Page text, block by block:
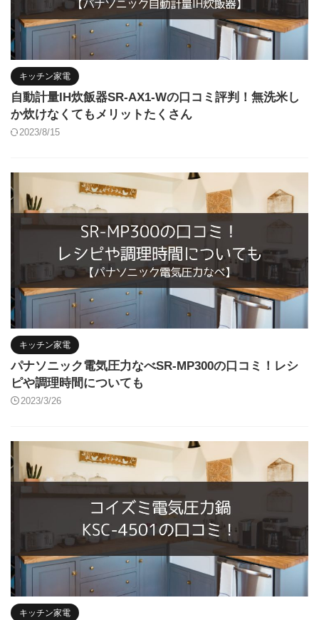
キッチン家電
自動計量IH炊飯器SR-AX1-Wの口コミ評判！無洗米し
か炊けなくてもメリットたくさん
2023/8/15
キッチン家電
パナソニック電気圧力なべSR-MP300の口コミ！レシ
ピや調理時間についても
2023/3/26
キッチン家電